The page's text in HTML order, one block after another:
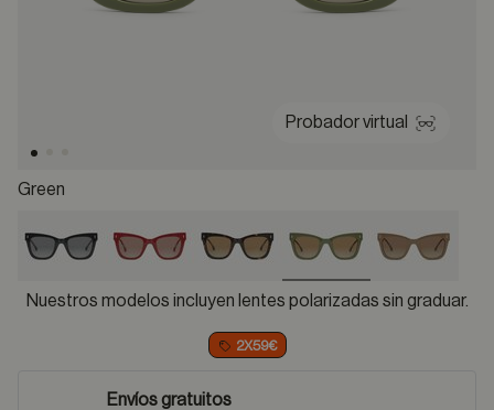
Probador virtual
Green
selected
Nuestros modelos incluyen lentes polarizadas sin graduar.
2X59€
Envíos gratuitos